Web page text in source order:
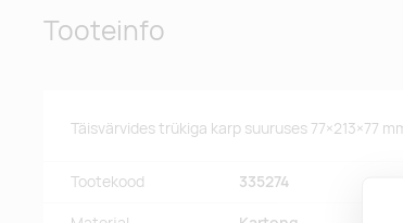
Tooteinfo
Täisvärvides trükiga karp suuruses 77×213×77
Tootekood 335274